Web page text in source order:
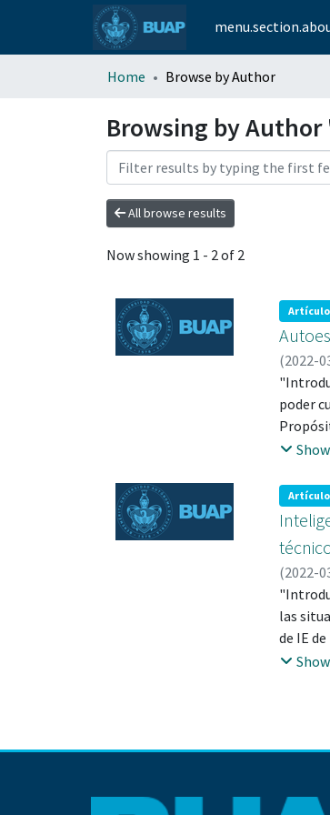
Home Browse by Author
Browsing by Author
All browse results
Now showing 1 - 2 of 2
Artículo
(2022-
poder
Pública".
Artículo
(2022-
las
de IE
pública".